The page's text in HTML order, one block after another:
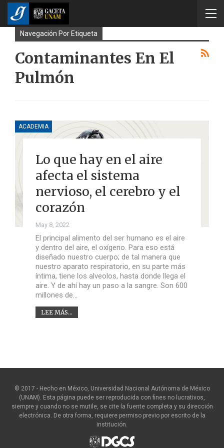
Navegación Por Etiqueta
Contaminantes En El
Pulmón
ACADEMIA
Lo que hay en el aire
afecta el sistema
nervioso, el cerebro y el
corazón
May 8, 2022
El principal alimento del ser humano es el aire
y dentro del aire, el oxígeno. Para eso está
diseñado nuestro cuerpo; de tal manera que
nuestro aparato respiratorio, en su parte más
íntima, tiene los alveolos, hasta donde llega el
aire. Y de ahí hay un paso a la sangre. Son 600
millones de…
LEE MÁS...
© 2017 - Hecho en México, Universidad Nacional Autónoma de México
(UNAM). Esta página puede ser reproducida con fines no lucrativos,
siempre y cuando no se mutile, se cite la fuente completa y su dirección
electrónica. De otra forma, requiere permiso previo por escrito de la
institución.